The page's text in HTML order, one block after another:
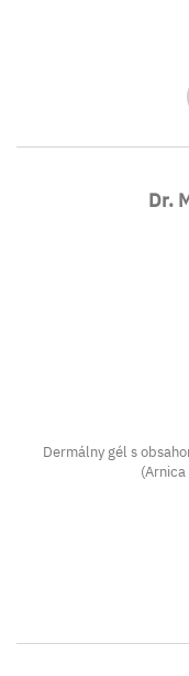
Dr.
Dermálny gél s